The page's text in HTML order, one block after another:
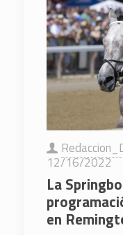
12/16/2022
La
en